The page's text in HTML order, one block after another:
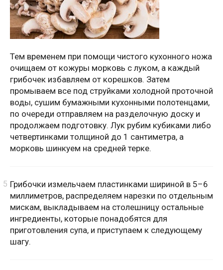
Тем временем при помощи чистого кухонного ножа
очищаем от кожуры морковь с луком, а каждый
грибочек избавляем от корешков. Затем
промываем все под струйками холодной проточной
воды, сушим бумажными кухонными полотенцами,
по очереди отправляем на разделочную доску и
продолжаем подготовку. Лук рубим кубиками либо
четвертинками толщиной до 1 сантиметра, а
морковь шинкуем на средней терке.
Грибочки измельчаем пластинками шириной в 5–6
миллиметров, распределяем нарезки по отдельным
мискам, выкладываем на столешницу остальные
ингредиенты, которые понадобятся для
приготовления супа, и приступаем к следующему
шагу.